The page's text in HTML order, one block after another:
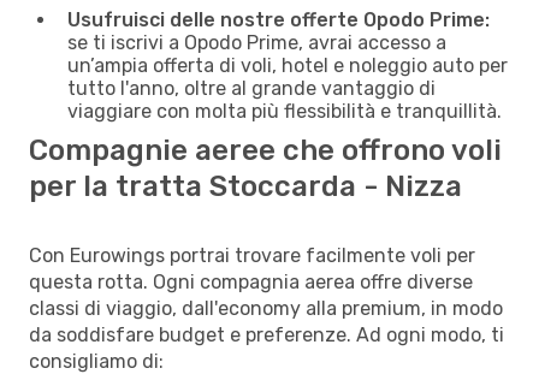
Usufruisci delle nostre offerte Opodo Prime:
se ti iscrivi a Opodo Prime, avrai accesso a
un’ampia offerta di voli, hotel e noleggio auto per
tutto l'anno, oltre al grande vantaggio di
viaggiare con molta più flessibilità e tranquillità.
Compagnie aeree che offrono voli
per la tratta Stoccarda - Nizza
Con Eurowings portrai trovare facilmente voli per
questa rotta. Ogni compagnia aerea offre diverse
classi di viaggio, dall'economy alla premium, in modo
da soddisfare budget e preferenze. Ad ogni modo, ti
consigliamo di: